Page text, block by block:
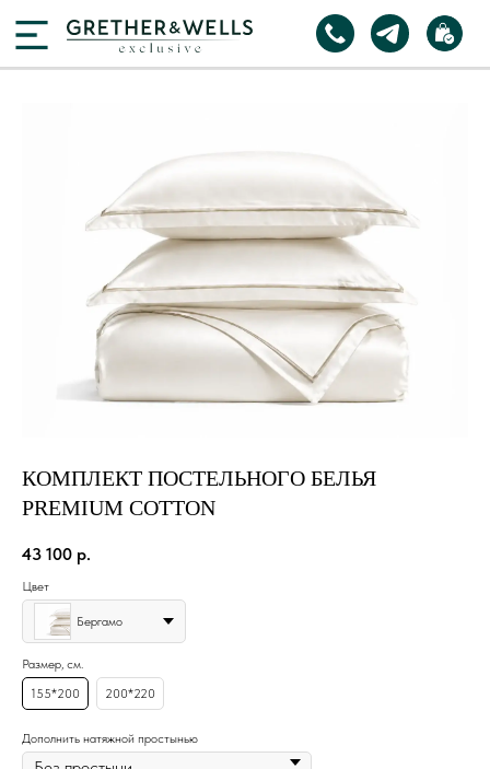
КОМПЛЕКТ ПОСТЕЛЬНОГО БЕЛЬЯ
PREMIUM COTTON
43 100 р.
Цвет
Бергамо
Размер, см.
155*200
200*220
Дополнить натяжной простынью